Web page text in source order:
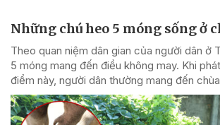
Những chú heo 5 móng sống ở
Theo quan niệm dân gian của người dân ở
5 móng mang đến điều không may. Khi
điểm này, người dân thường mang đến